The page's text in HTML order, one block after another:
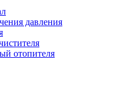
давления
отопителя